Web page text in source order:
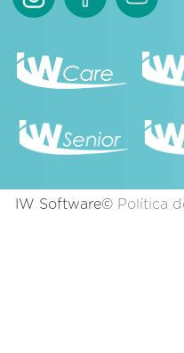
IW Software© Política